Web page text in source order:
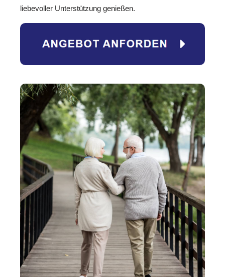
liebevoller Unterstützung genießen.